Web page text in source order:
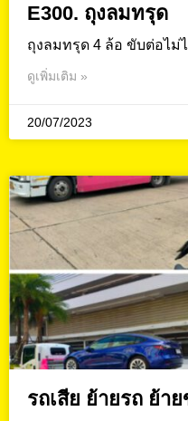
E300. ถุงลมทรุด
ถุงลมทรุด 4 ล้อ ขับต่อไม่
ดูเพิ่มเติม »
20/07/2023
รถเสีย ย้ายรถ ย้า